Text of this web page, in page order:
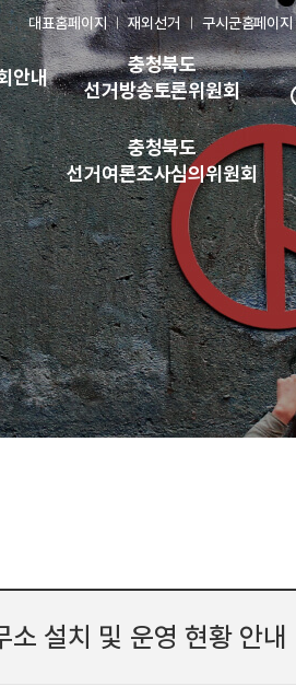
대표홈페이지 재외선거 구시군홈페이지
안내
충청북도
선거방송토론위원회
충청북도
선거여론조사심의위원회
소 설치 및 운영 현황 안내